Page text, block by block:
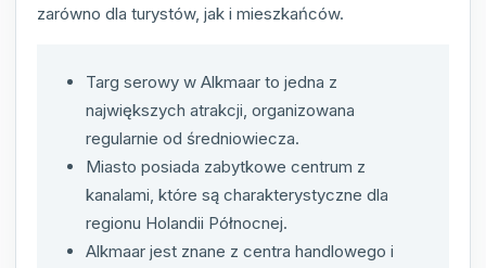
zarówno dla turystów, jak i mieszkańców.
Targ serowy w Alkmaar to jedna z
największych atrakcji, organizowana
regularnie od średniowiecza.
Miasto posiada zabytkowe centrum z
kanalami, które są charakterystyczne dla
regionu Holandii Północnej.
Alkmaar jest znane z centra handlowego i